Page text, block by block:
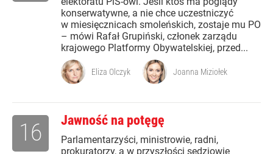
konserwatywne, a nie chce uczestniczyć
w miesięcznicach smoleńskich, zostaje mu PO
– mówi Rafał Grupiński, członek zarządu
krajowego Platformy Obywatelskiej, przed...
Eliza Olczyk Joanna Miziołek
Jawność na potęgę
Parlamentarzyści, ministrowie, radni,
prokuratorzy, a w przyszłości sędziowie
16